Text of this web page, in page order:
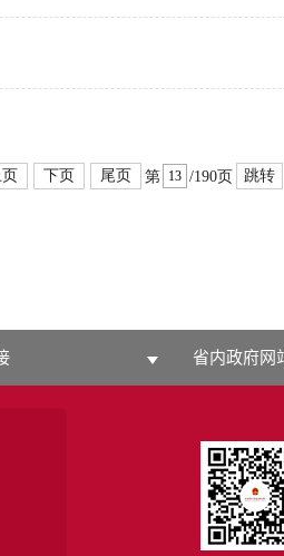
下页 尾页 第 /190页 跳转